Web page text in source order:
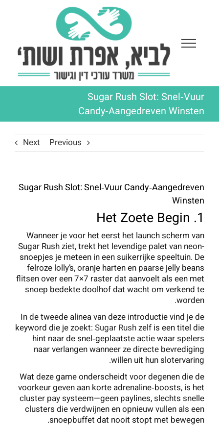
Sugar Rush Slot: Snel‑Vuur
Candy‑Aangedreven Winsten
Previous
Next
Sugar Rush Slot: Snel‑Vuur Candy‑Aangedreven
Winsten
1. Het Zoete Begin
Wanneer je voor het eerst het launch scherm van
Sugar Rush ziet, trekt het levendige palet van neon-
snoepjes je meteen in een suikerrijke speeltuin. De
felroze lolly’s, oranje harten en paarse jelly beans
flitsen over een 7×7 raster dat aanvoelt als een met
snoep bedekte doolhof dat wacht om verkend te
worden.
In de tweede alinea van deze introductie vind je de
keyword die je zoekt: Sugar Rushzelf is een titel die
hint naar de snel‑geplaatste actie waar spelers
naar verlangen wanneer ze directe bevrediging
willen uit hun slotervaring.
Wat deze game onderscheidt voor degenen die de
voorkeur geven aan korte adrenaline‑boosts, is het
cluster pay systeem—geen paylines, slechts snelle
clusters die verdwijnen en opnieuw vullen als een
snoepbuffet dat nooit stopt met bewegen.